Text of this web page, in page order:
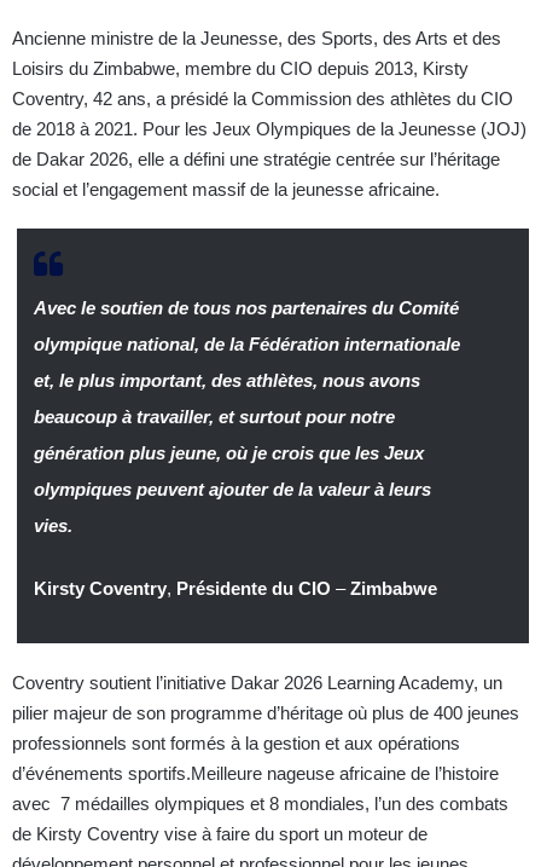
Ancienne ministre de la Jeunesse, des Sports, des Arts et des
Loisirs du Zimbabwe, membre du CIO depuis 2013, Kirsty
Coventry, 42 ans, a présidé la Commission des athlètes du CIO
de 2018 à 2021. Pour les Jeux Olympiques de la Jeunesse (JOJ)
de Dakar 2026, elle a défini une stratégie centrée sur l’héritage
social et l’engagement massif de la jeunesse africaine.
Avec le soutien de tous nos partenaires du Comité
olympique national, de la Fédération internationale
et, le plus important, des athlètes, nous avons
beaucoup à travailler, et surtout pour notre
génération plus jeune, où je crois que les Jeux
olympiques peuvent ajouter de la valeur à leurs
vies.
Kirsty Coventry, Présidente du CIO –Zimbabwe
Coventry soutient l’initiative Dakar 2026 Learning Academy, un
pilier majeur de son programme d’héritage où plus de 400 jeunes
professionnels sont formés à la gestion et aux opérations
d’événements sportifs.Meilleure nageuse africaine de l’histoire
avec 7 médailles olympiques et 8 mondiales, l’un des combats
de Kirsty Coventry vise à faire du sport un moteur de